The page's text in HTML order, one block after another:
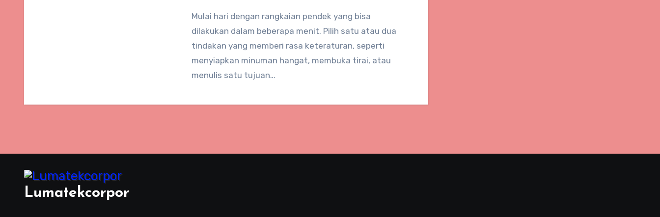
Mulai hari dengan rangkaian pendek yang bisa
dilakukan dalam beberapa menit. Pilih satu atau dua
tindakan yang memberi rasa keteraturan, seperti
menyiapkan minuman hangat, membuka tirai, atau
menulis satu tujuan…
Lumatekcorpor